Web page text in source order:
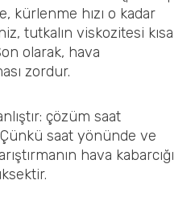
kürlenme hızı o kadar
tutkalın viskozitesi kısa
olarak, hava
zordur.
çözüm saat
Çünkü saat yönünde ve
hava kabarcığı